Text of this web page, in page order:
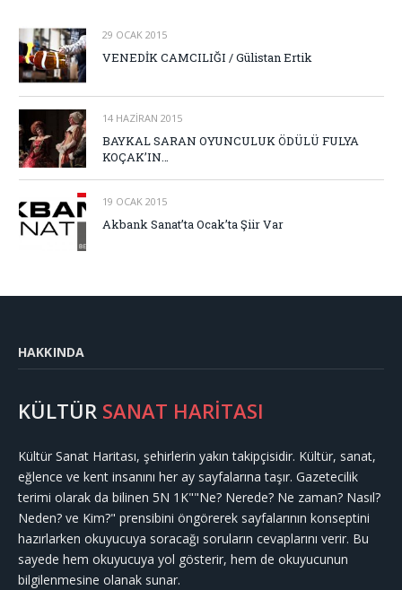
29 OCAK 2015
VENEDİK CAMCILIĞI / Gülistan Ertik
14 HAZIRAN 2015
BAYKAL SARAN OYUNCULUK ÖDÜLÜ FULYA
KOÇAK’IN…
19 OCAK 2015
Akbank Sanat’ta Ocak’ta Şiir Var
HAKKINDA
KÜLTÜR SANAT HARİTASI
Kültür Sanat Haritası, şehirlerin yakın takipçisidir. Kültür, sanat,
eğlence ve kent insanını her ay sayfalarına taşır. Gazetecilik
terimi olarak da bilinen 5N 1K""Ne? Nerede? Ne zaman? Nasıl?
Neden? ve Kim?" prensibini öngörerek sayfalarının konseptini
hazırlarken okuyucuya soracağı soruların cevaplarını verir. Bu
sayede hem okuyucuya yol gösterir, hem de okuyucunun
bilgilenmesine olanak sunar.